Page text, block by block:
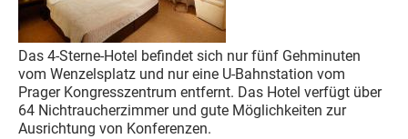
Das 4-Sterne-Hotel befindet sich nur fünf Gehminuten
vom Wenzelsplatz und nur eine U-Bahnstation vom
Prager Kongresszentrum entfernt. Das Hotel verfügt über
64 Nichtraucherzimmer und gute Möglichkeiten zur
Ausrichtung von Konferenzen.